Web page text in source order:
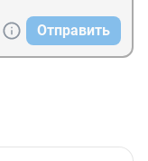
Отправить